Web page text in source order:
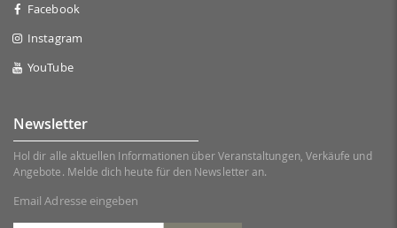
Facebook
Instagram
YouTube
Newsletter
Hol dir alle aktuellen Informationen über Veranstaltungen, Verkäufe und
Angebote. Melde dich heute für den Newsletter an.
Email Adresse eingeben